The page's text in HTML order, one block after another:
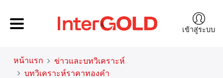
เข้าสู่ระบบ
หน้าแรก
ข่าวและบทวิเคราะห์
บทวิเคราะห์ราคาทองคำ